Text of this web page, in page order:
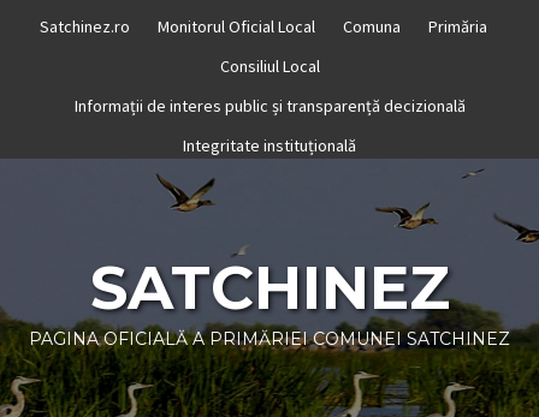
Satchinez.ro Monitorul Oficial Local Comuna
Primăria
Consiliul Local
Informații de interes public și transparență decizională
Integritate instituțională
SATCHINEZ
PAGINA OFICIALĂ A PRIMĂRIEI COMUNEI SATCHINEZ